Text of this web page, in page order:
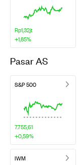
Rp1,32jt
+1,85%
Pasar AS
S&P 500
7.755,61
+0,59%
IWM